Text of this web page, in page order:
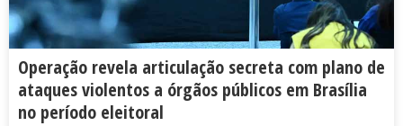
Operação revela articulação secreta com plano de
ataques violentos a órgãos públicos em Brasília
no período eleitoral